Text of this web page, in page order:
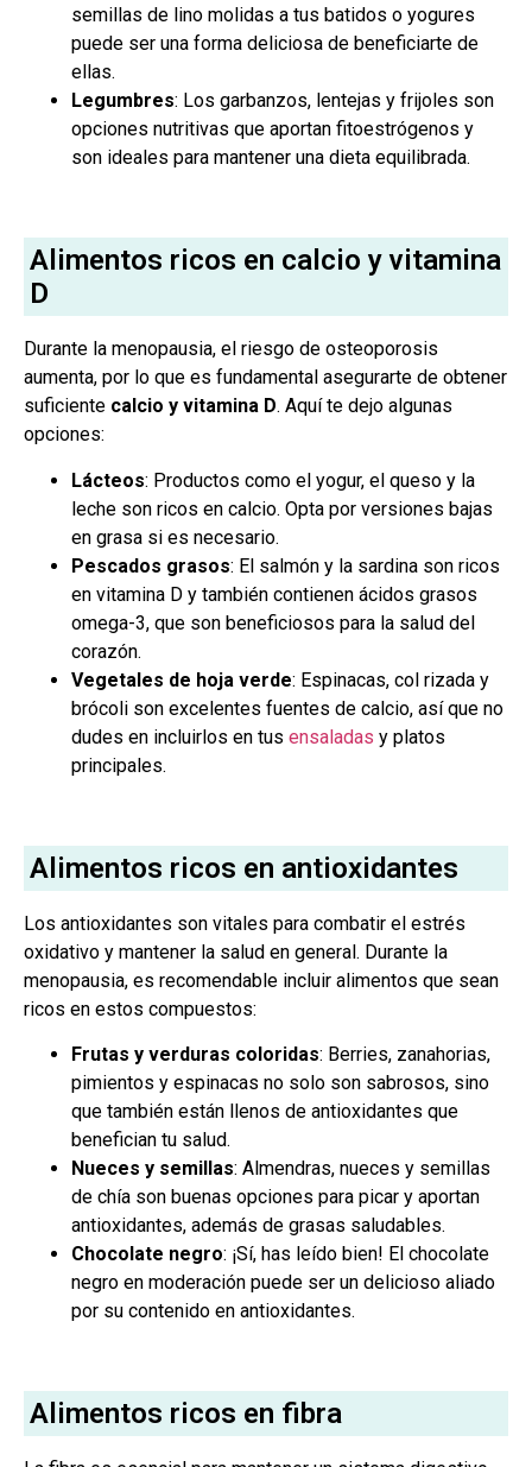
semillas de lino molidas a tus batidos o yogures
puede ser una forma deliciosa de beneficiarte de
ellas.
Legumbres: Los garbanzos, lentejas y frijoles son
opciones nutritivas que aportan fitoestrógenos y
son ideales para mantener una dieta equilibrada.
Alimentos ricos en calcio y vitamina
D
Durante la menopausia, el riesgo de osteoporosis
aumenta, por lo que es fundamental asegurarte de obtener
suficiente calcio y vitamina D. Aquí te dejo algunas
opciones:
Lácteos: Productos como el yogur, el queso y la
leche son ricos en calcio. Opta por versiones bajas
en grasa si es necesario.
Pescados grasos: El salmón y la sardina son ricos
en vitamina D y también contienen ácidos grasos
omega-3, que son beneficiosos para la salud del
corazón.
Vegetales de hoja verde: Espinacas, col rizada y
brócoli son excelentes fuentes de calcio, así que no
dudes en incluirlos en tus ensaladas y platos
principales.
Alimentos ricos en antioxidantes
Los antioxidantes son vitales para combatir el estrés
oxidativo y mantener la salud en general. Durante la
menopausia, es recomendable incluir alimentos que sean
ricos en estos compuestos:
Frutas y verduras coloridas: Berries, zanahorias,
pimientos y espinacas no solo son sabrosos, sino
que también están llenos de antioxidantes que
benefician tu salud.
Nueces y semillas: Almendras, nueces y semillas
de chía son buenas opciones para picar y aportan
antioxidantes, además de grasas saludables.
Chocolate negro: ¡Sí, has leído bien! El chocolate
negro en moderación puede ser un delicioso aliado
por su contenido en antioxidantes.
Alimentos ricos en fibra